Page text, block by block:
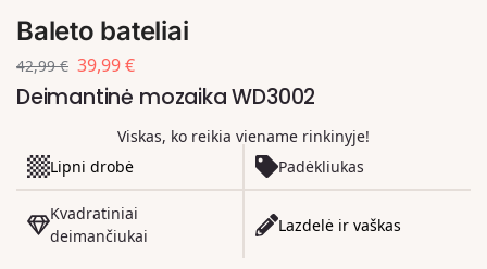
Baleto bateliai
42,99€ 39,99€
Deimantinė mozaika WD3002
Viskas, ko reikia viename rinkinyje!
Lipni drobė
Padėkliukas
Kvadratiniai
deimančiukai
Lazdelė ir vaškas